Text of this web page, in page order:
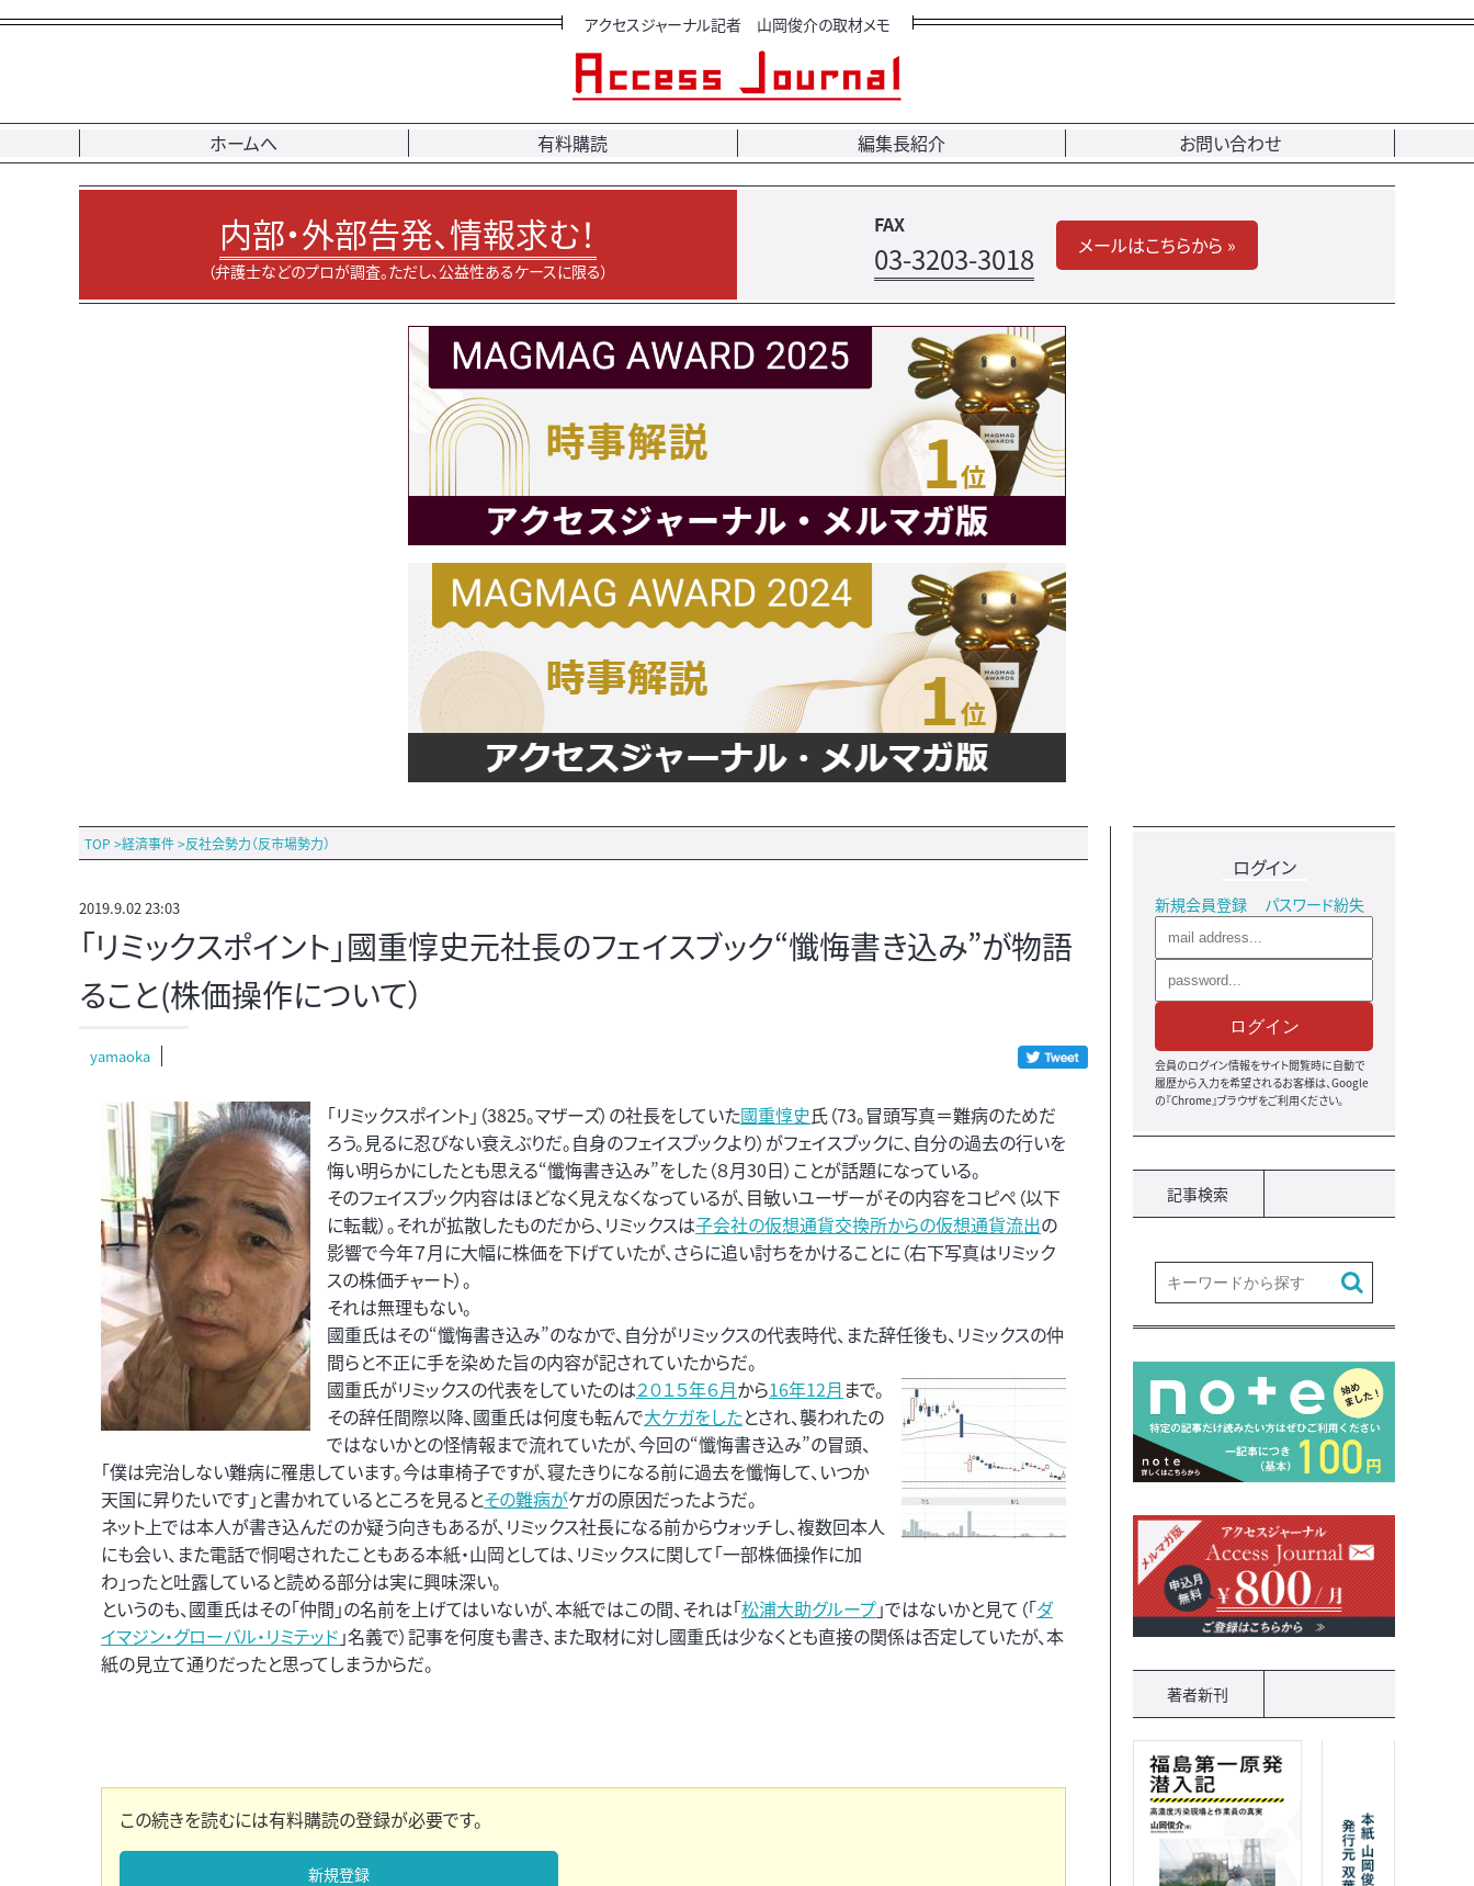
アクセスジャーナル記者 山岡俊介の取材メモ
ホームへ 有料購読 編集長紹介 お問い合わせ
内部・外部告発、情報求む！
（弁護士などのプロが調査。ただし、公益性あるケースに限る）
FAX
03-3203-3018 メールはこちらから »
TOP >経済事件>反社会勢力（反市場勢力）
2019.9.02 23:03
「リミックスポイント」國重惇史元社長のフェイスブック“懺悔書き込み”が物語
ること(株価操作について）
yamaoka
「リミックスポイント」（3825。マザーズ）の社長をしていた國重惇史氏（73。冒頭写真＝難病のためだ
ろう。見るに忍びない衰えぶりだ。自身のフェイスブックより）がフェイスブックに、自分の過去の行いを
悔い明らかにしたとも思える“懺悔書き込み”をした（８月30日）ことが話題になっている。
そのフェイスブック内容はほどなく見えなくなっているが、目敏いユーザーがその内容をコピぺ（以下
に転載）。それが拡散したものだから、リミックスは子会社の仮想通貨交換所からの仮想通貨流出の
影響で今年７月に大幅に株価を下げていたが、さらに追い討ちをかけることに（右下写真はリミック
スの株価チャート）。
それは無理もない。
國重氏はその“懺悔書き込み”のなかで、自分がリミックスの代表時代、また辞任後も、リミックスの仲
間らと不正に手を染めた旨の内容が記されていたからだ。
國重氏がリミックスの代表をしていたのは２０１５年６月から16年12月 まで。
その辞任間際以降、國重氏は何度も転んで大ケガをしたとされ、襲われたの
ではないかとの怪情報まで流れていたが、今回の“懺悔書き込み”の冒頭、
「僕は完治しない難病に罹患しています。今は車椅子ですが、寝たきりになる前に過去を懺悔して、いつか
天国に昇りたいです」と書かれているところを見るとその難病がケガの原因だったようだ。
ネット上では本人が書き込んだのか疑う向きもあるが、リミックス社長になる前からウォッチし、複数回本人
にも会い、また電話で恫喝されたこともある本紙・山岡としては、リミックスに関して「一部株価操作に加
わ」ったと吐露していると読める部分は実に興味深い。
というのも、國重氏はその｢仲間」の名前を上げてはいないが、本紙ではこの間、それは「松浦大助グループ」ではないかと見て（「ダ
イマジン・グローバル・リミテッド 」名義で）記事を何度も書き、また取材に対し國重氏は少なくとも直接の関係は否定していたが、本
紙の見立て通りだったと思ってしまうからだ。
この続きを読むには有料購読の登録が必要です。
新規登録
ログイン
新規会員登録 パスワード紛失
ログイン
会員のログイン情報をサイト閲覧時に自動で
履歴から入力を希望されるお客様は、Google
の『Chrome』ブラウザをご利用ください。
記事検索
著者新刊